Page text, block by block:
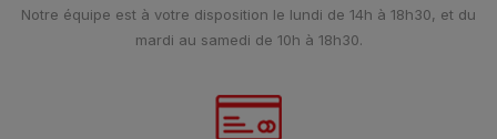
Notre équipe est à votre disposition le lundi de 14h à 18h30, et du
mardi au samedi de 10h à 18h30.